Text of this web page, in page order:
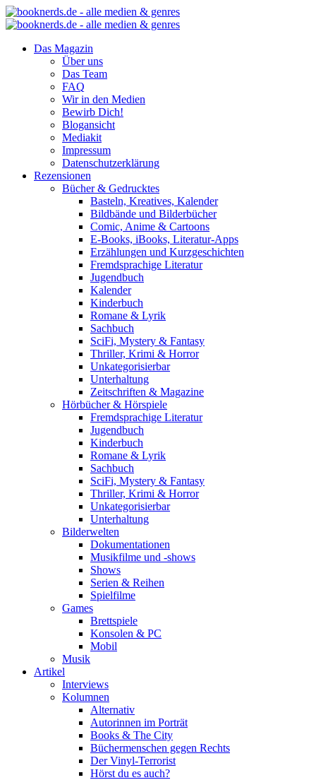
Das Magazin
Über uns
Das Team
FAQ
Wir in den Medien
Bewirb Dich!
Blogansicht
Mediakit
Impressum
Datenschutzerklärung
Rezensionen
Bücher & Gedrucktes
Basteln, Kreatives, Kalender
Bildbände und Bilderbücher
Comic, Anime & Cartoons
E-Books, iBooks, Literatur-Apps
Erzählungen und Kurzgeschichten
Fremdsprachige Literatur
Jugendbuch
Kalender
Kinderbuch
Romane & Lyrik
Sachbuch
SciFi, Mystery & Fantasy
Thriller, Krimi & Horror
Unkategorisierbar
Unterhaltung
Zeitschriften & Magazine
Hörbücher & Hörspiele
Fremdsprachige Literatur
Jugendbuch
Kinderbuch
Romane & Lyrik
Sachbuch
SciFi, Mystery & Fantasy
Thriller, Krimi & Horror
Unkategorisierbar
Unterhaltung
Bilderwelten
Dokumentationen
Musikfilme und -shows
Shows
Serien & Reihen
Spielfilme
Games
Brettspiele
Konsolen & PC
Mobil
Musik
Artikel
Interviews
Kolumnen
Alternativ
Autorinnen im Porträt
Books & The City
Büchermenschen gegen Rechts
Der Vinyl-Terrorist
Hörst du es auch?